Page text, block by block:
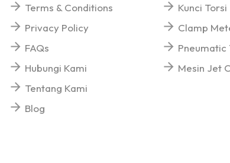
Terms & Conditions
Privacy Policy
FAQs
Hubungi Kami
Tentang Kami
Blog
Kunci Torsi
Clamp
Pneumatic
Mesin Jet